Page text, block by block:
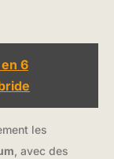
6
les
, avec des